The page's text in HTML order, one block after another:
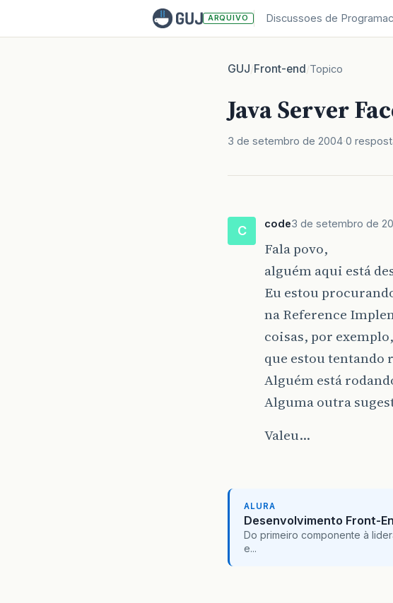
ARQUIVO Discussoes de
GUJ/Front-end/Topico
Java Server
3 de setembro de 2004 0
C code3 de setembro de
Fala povo,
alguém aqui está
Eu estou
na Reference
coisas, por
que estou tentando
Alguém está
Alguma outra
Valeu…
ALURA
Desenvolvimento Front-
Do primeiro componente à
e...